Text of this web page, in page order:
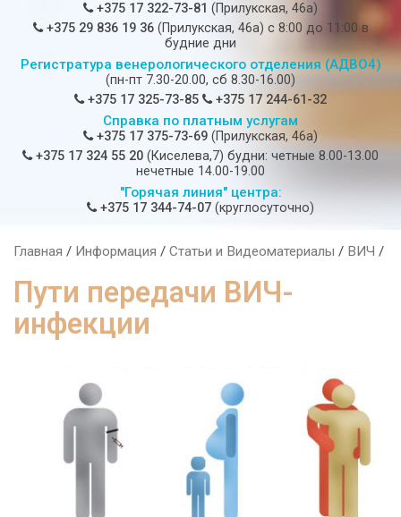
+375 17 322-73-81 (Прилукская, 46а)
+375 29 836 19 36(Прилукская, 46а) c 8:00 до 11:00 в
будние дни
Регистратура венерологического отделения (АДВО4)
(пн-пт 7.30-20.00, сб 8.30-16.00)
+375 17 325-73-85
+375 17 244-61-32
Справка по платным услугам
+375 17 375-73-69 (Прилукская, 46а)
+375 17 324 55 20 (Киселева,7) будни: четные 8.00-13.00
нечетные 14.00-19.00
"Горячая линия" центра:
+375 17 344-74-07 (круглосуточно)
Главная / Информация / Статьи и Видеоматериалы / ВИЧ /
Пути передачи ВИЧ-
инфекции